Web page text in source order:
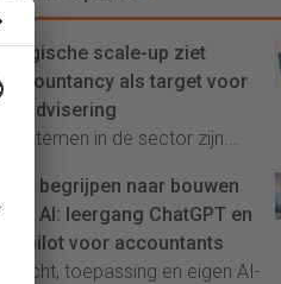
Belgische scale-up ziet
accountancy als target voor
AI-advisering
'Systemen in de sector zijn...
Van begrijpen naar bouwen
met AI: leergang ChatGPT en
Copilot voor accountants
Inzicht, toepassing en eigen AI-